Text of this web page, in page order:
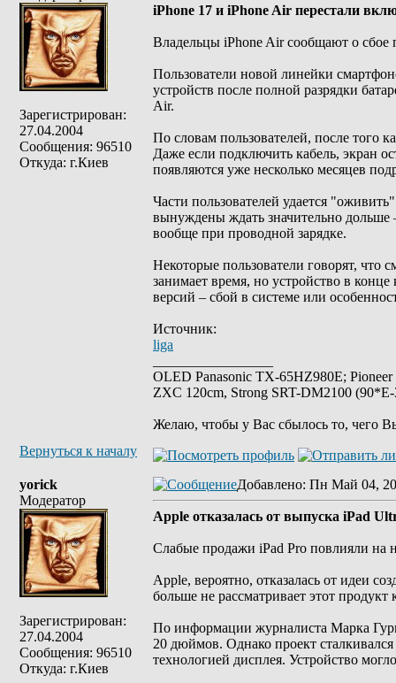
Зарегистрирован:
27.04.2004
Сообщения: 96510
Откуда: г.Киев
iPhone 17 и iPhone Air перестали
Владельцы iPhone Air сообщают о сбое
Пользователи новой линейки
устройств после полной разрядки
Air.
По словам пользователей, после того
Даже если подключить кабель, экран
появляются уже несколько месяцев
Части пользователей удается
вынуждены ждать значительно дольше
вообще при проводной зарядке.
Некоторые пользователи говорят, что
занимает время, но устройство в
версий – сбой в системе или
Источник:
liga
OLED Panasonic TX-65HZ980E;
ZXC 120cm, Strong SRT-DM2100
Желаю, чтобы у Вас сбылось то, чего
Вернуться к началу
yorick
Модератор
Зарегистрирован:
27.04.2004
Сообщения: 96510
Откуда: г.Киев
Добавлено: Пн Май 04,
Apple отказалась от выпуска iPad
Слабые продажи iPad Pro повлияли на
Apple, вероятно, отказалась от идеи
больше не рассматривает этот
По информации журналиста Марка
20 дюймов. Однако проект
технологией дисплея. Устройство